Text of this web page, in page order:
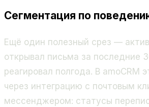
Сегментация по
Ещё один полезный срез —
открывал письма за последние
реагировал полгода. В amoCRM
через интеграцию с почтовым
мессенджером: статусы